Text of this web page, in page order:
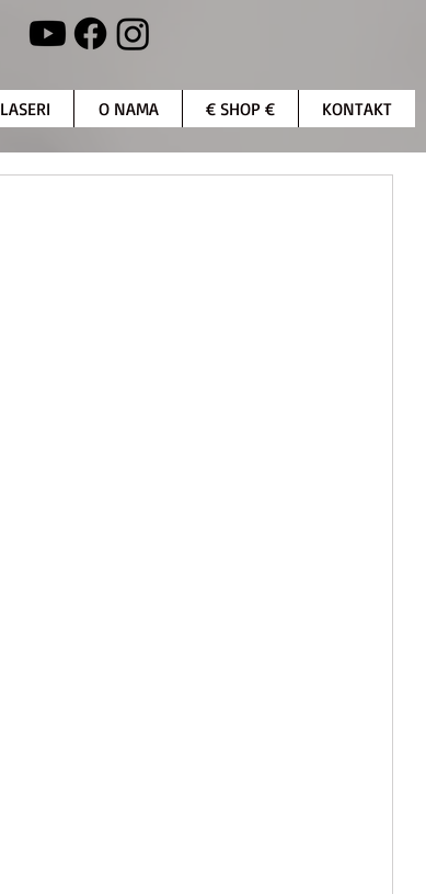
LASERI O NAMA € SHOP € KONTAKT